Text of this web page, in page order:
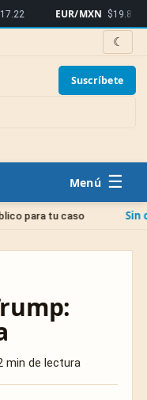
EUR/MXN $19.86
☾
Suscríbete
☰
caso Sin categoría
min de lectura